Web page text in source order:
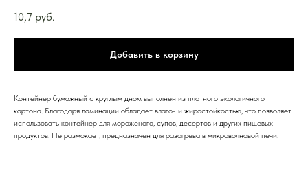
10,7 руб.
Добавить в корзину
Контейнер бумажный с круглым дном выполнен из плотного экологичного
картона. Благодаря ламинации обладает влаго- и жиростойкостью, что позволяет
использовать контейнер для мороженого, супов, десертов и других пищевых
продуктов. Не размокает, предназначен для разогрева в микроволновой печи.